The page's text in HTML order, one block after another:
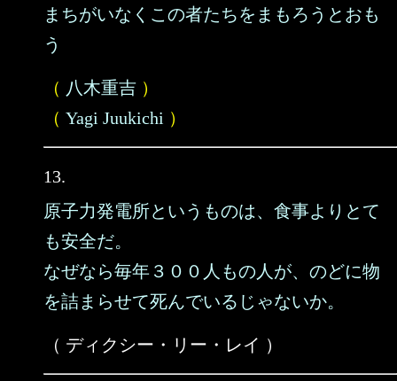
まちがいなくこの者たちをまもろうとおも
う
（ 八木重吉 ）
（ Yagi Juukichi ）
13.
原子力発電所というものは、食事よりとて
も安全だ。
なぜなら毎年３００人もの人が、のどに物
を詰まらせて死んでいるじゃないか。
（ ディクシー・リー・レイ ）